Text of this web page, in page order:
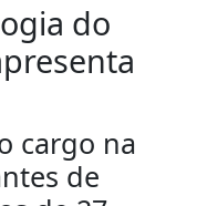
do
cargo na
de